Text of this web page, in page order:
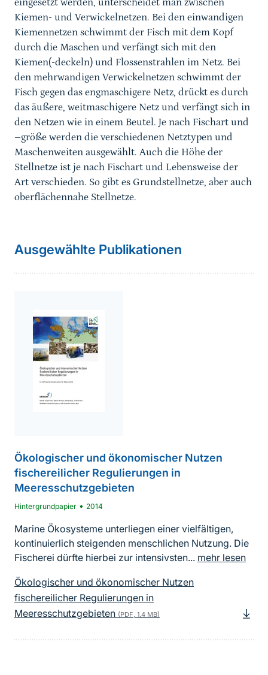
eingesetzt werden, unterscheidet man zwischen
Kiemen- und Verwickelnetzen. Bei den einwandigen
Kiemennetzen schwimmt der Fisch mit dem Kopf
durch die Maschen und verfängt sich mit den
Kiemen(-deckeln) und Flossenstrahlen im Netz. Bei
den mehrwandigen Verwickelnetzen schwimmt der
Fisch gegen das engmaschigere Netz, drückt es durch
das äußere, weitmaschigere Netz und verfängt sich in
den Netzen wie in einem Beutel. Je nach Fischart und
–größe werden die verschiedenen Netztypen und
Maschenweiten ausgewählt. Auch die Höhe der
Stellnetze ist je nach Fischart und Lebensweise der
Art verschieden. So gibt es Grundstellnetze, aber auch
oberflächennahe Stellnetze.
weiterführender
Ausgewählte Publikationen
Ökologischer und ökonomischer Nutzen
fischereilicher Regulierungen in
Meeresschutzgebieten
Hintergrundpapier • 2014
Marine Ökosysteme unterliegen einer vielfältigen,
kontinuierlich steigenden menschlichen Nutzung. Die
Fischerei dürfte hierbei zur intensivsten... mehr lesen
Ökologischer und ökonomischer Nutzen
fischereilicher Regulierungen in
Meeresschutzgebieten (PDF, 1.4 MB)